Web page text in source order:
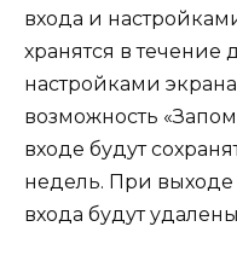
входа и
хранятся в течение
настройками
возможность
входе будут
недель. При выходе
входа будут